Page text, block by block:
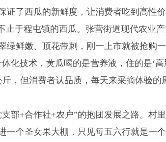
了西瓜的新鲜度，让消费者吃到高性价
止于程屯镇的西瓜。张营街道现代农业
绿鲜嫩、顶花带刺，刚一上市就被抢购
化技术，黄瓜喝的是营养液，住的是‘高
，但消费者认品质，每天来采摘体验的
部+合作社+农户”的抱团发展之路。村
一个圣女果大棚，只见每五六行就是一